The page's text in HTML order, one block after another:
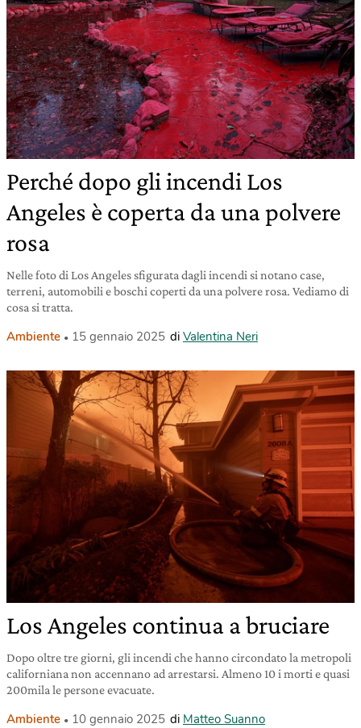
Perché dopo gli incendi Los
Angeles è coperta da una polvere
rosa
Nelle foto di Los Angeles sfigurata dagli incendi si notano case,
terreni, automobili e boschi coperti da una polvere rosa. Vediamo di
cosa si tratta.
Ambiente 15 gennaio 2025 di Valentina Neri
Los Angeles continua a bruciare
Dopo oltre tre giorni, gli incendi che hanno circondato la metropoli
californiana non accennano ad arrestarsi. Almeno 10 i morti e quasi
200mila le persone evacuate.
Ambiente 10 gennaio 2025 di Matteo Suanno